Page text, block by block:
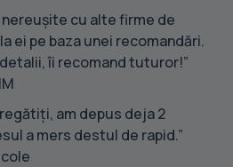
cu alte firme de
ei pe baza unei recomandări.
îi recomand tuturor!”
am depus deja 2
a mers destul de rapid.”